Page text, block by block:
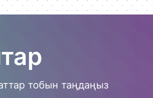
тобын таңдаңыз